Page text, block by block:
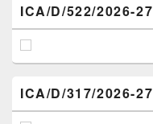
ICA/D/522/2026-27
ICA/D/317/2026-27